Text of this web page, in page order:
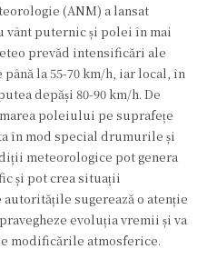
(ANM) a lansat
vânt puternic și polei în mai
prevăd intensificări ale
la 55-70 km/h, iar local, în
depăși 80-90 km/h. De
poleiului pe suprafețe
în mod special drumurile și
meteorologice pot genera
și pot crea situații
sugerează o atenție
evoluția vremii și va
modificările atmosferice.